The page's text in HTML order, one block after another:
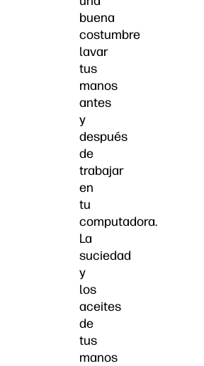
buena
costumbre
lavar
tus
manos
antes
y
después
de
trabajar
en
tu
computadora.
La
suciedad
y
los
aceites
de
tus
manos